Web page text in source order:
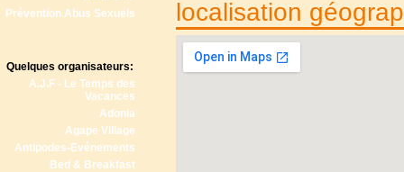
Prévention Abus Sexuels
Quelques organisateurs:
A.J.F - Le Temps des
Vacances
Adonia
Agape Village
Antipodes-Evénements
Bed & Breakfast
localisation